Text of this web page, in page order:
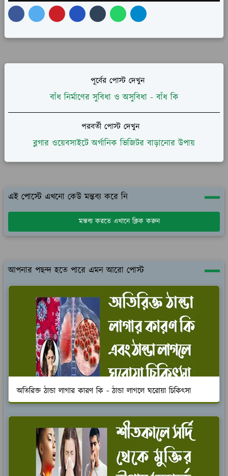
পূর্বের পোস্ট দেখুন
বাঁধ নির্মাণের সুবিধা ও অসুবিধা - বাঁধ কি
পরবর্তী পোস্ট দেখুন
ব্লগার ওয়েবসাইটে অর্গানিক ভিজিটর বাড়ানোর উপায়
এই পোস্টে এখনো কেউ মন্তব্য করে নি
মন্তব্য করতে এখানে ক্লিক করুন
আপনার পছন্দ হতে পারে এমন আরো পোস্ট
অতিরিক্ত ঠান্ডা লাগার কারণ কি - ঠান্ডা লাগলে ঘরোয়া চিকিৎসা